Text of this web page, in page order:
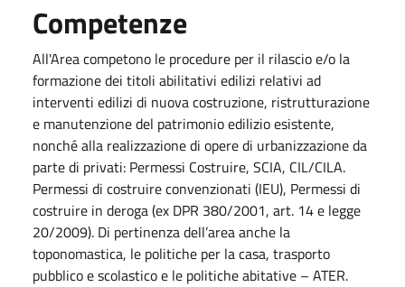
Competenze
All'Area competono le procedure per il rilascio e/o la
formazione dei titoli abilitativi edilizi relativi ad
interventi edilizi di nuova costruzione, ristrutturazione
e manutenzione del patrimonio edilizio esistente,
nonché alla realizzazione di opere di urbanizzazione da
parte di privati: Permessi Costruire, SCIA, CIL/CILA.
Permessi di costruire convenzionati (IEU), Permessi di
costruire in deroga (ex DPR 380/2001, art. 14 e legge
20/2009). Di pertinenza dell’area anche la
toponomastica, le politiche per la casa, trasporto
pubblico e scolastico e le politiche abitative – ATER.